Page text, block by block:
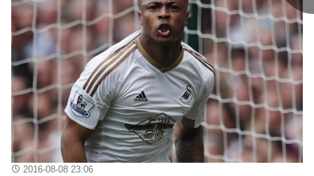
2016-08-08 23:06